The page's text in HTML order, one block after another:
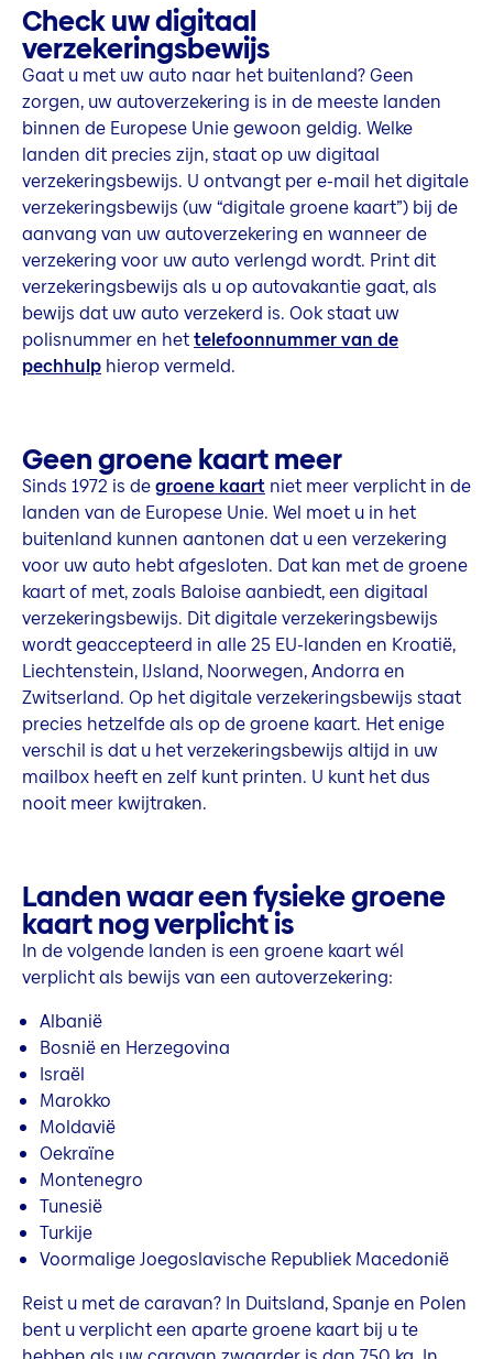
Check uw digitaal
verzekeringsbewijs
Gaat u met uw auto naar het buitenland? Geen
zorgen, uw autoverzekering is in de meeste landen
binnen de Europese Unie gewoon geldig. Welke
landen dit precies zijn, staat op uw digitaal
verzekeringsbewijs. U ontvangt per e-mail het digitale
verzekeringsbewijs (uw “digitale groene kaart”) bij de
aanvang van uw autoverzekering en wanneer de
verzekering voor uw auto verlengd wordt. Print dit
verzekeringsbewijs als u op autovakantie gaat, als
bewijs dat uw auto verzekerd is. Ook staat uw
polisnummer en hettelefoonnummer van de
pechhulp hierop vermeld.
Geen groene kaart meer
Sinds 1972 is degroene kaart niet meer verplicht in de
landen van de Europese Unie. Wel moet u in het
buitenland kunnen aantonen dat u een verzekering
voor uw auto hebt afgesloten. Dat kan met de groene
kaart of met, zoals Baloise aanbiedt, een digitaal
verzekeringsbewijs. Dit digitale verzekeringsbewijs
wordt geaccepteerd in alle 25 EU-landen en Kroatië,
Liechtenstein, IJsland, Noorwegen, Andorra en
Zwitserland. Op het digitale verzekeringsbewijs staat
precies hetzelfde als op de groene kaart. Het enige
verschil is dat u het verzekeringsbewijs altijd in uw
mailbox heeft en zelf kunt printen. U kunt het dus
nooit meer kwijtraken.
Landen waar een fysieke groene
kaart nog verplicht is
In de volgende landen is een groene kaart wél
verplicht als bewijs van een autoverzekering:
Albanië
Bosnië en Herzegovina
Israël
Marokko
Moldavië
Oekraïne
Montenegro
Tunesië
Turkije
Voormalige Joegoslavische Republiek Macedonië
Reist u met de caravan? In Duitsland, Spanje en Polen
bent u verplicht een aparte groene kaart bij u te